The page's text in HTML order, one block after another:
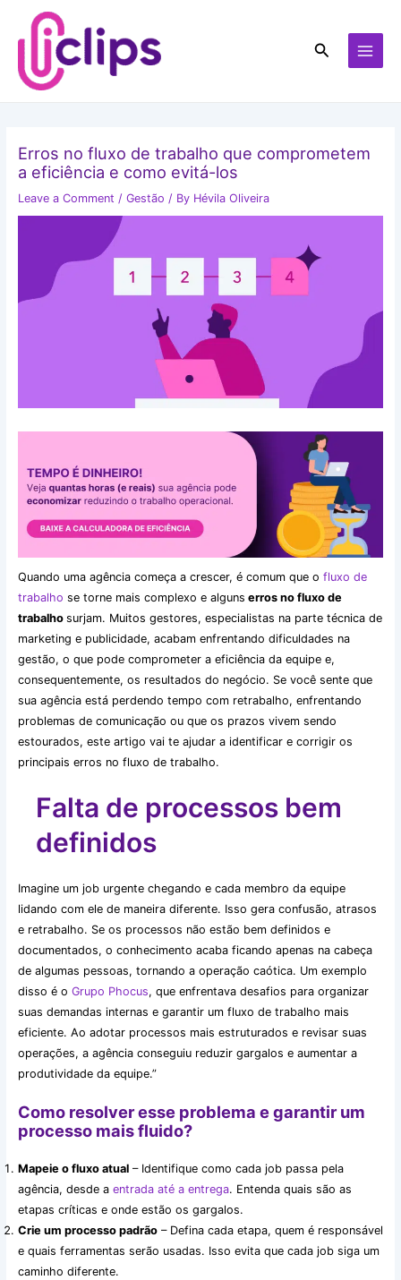
content
Search
Erros no fluxo de trabalho que comprometem
a eficiência e como evitá-los
Leave a Comment / Gestão / By Hévila Oliveira
Quando uma agência começa a crescer, é comum que o fluxo de
trabalho se torne mais complexo e alguns erros no fluxo de
trabalho surjam. Muitos gestores, especialistas na parte técnica de
marketing e publicidade, acabam enfrentando dificuldades na
gestão, o que pode comprometer a eficiência da equipe e,
consequentemente, os resultados do negócio. Se você sente que
sua agência está perdendo tempo com retrabalho, enfrentando
problemas de comunicação ou que os prazos vivem sendo
estourados, este artigo vai te ajudar a identificar e corrigir os
principais erros no fluxo de trabalho.
Falta de processos bem
definidos
Imagine um job urgente chegando e cada membro da equipe
lidando com ele de maneira diferente. Isso gera confusão, atrasos
e retrabalho. Se os processos não estão bem definidos e
documentados, o conhecimento acaba ficando apenas na cabeça
de algumas pessoas, tornando a operação caótica. Um exemplo
disso é o Grupo Phocus, que enfrentava desafios para organizar
suas demandas internas e garantir um fluxo de trabalho mais
eficiente. Ao adotar processos mais estruturados e revisar suas
operações, a agência conseguiu reduzir gargalos e aumentar a
produtividade da equipe.”
Como resolver esse problema e garantir um
processo mais fluido?
Mapeie o fluxo atual– Identifique como cada job passa pela
agência, desde a entrada até a entrega. Entenda quais são as
etapas críticas e onde estão os gargalos.
Crie um processo padrão– Defina cada etapa, quem é responsável
e quais ferramentas serão usadas. Isso evita que cada job siga um
caminho diferente.